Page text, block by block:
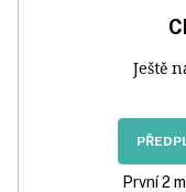
Ještě
První 2